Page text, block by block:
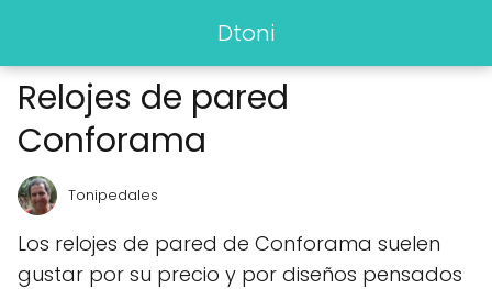
Dtoni
Relojes de pared
Conforama
Tonipedales
Los relojes de pared de Conforama suelen
gustar por su precio y por diseños pensados